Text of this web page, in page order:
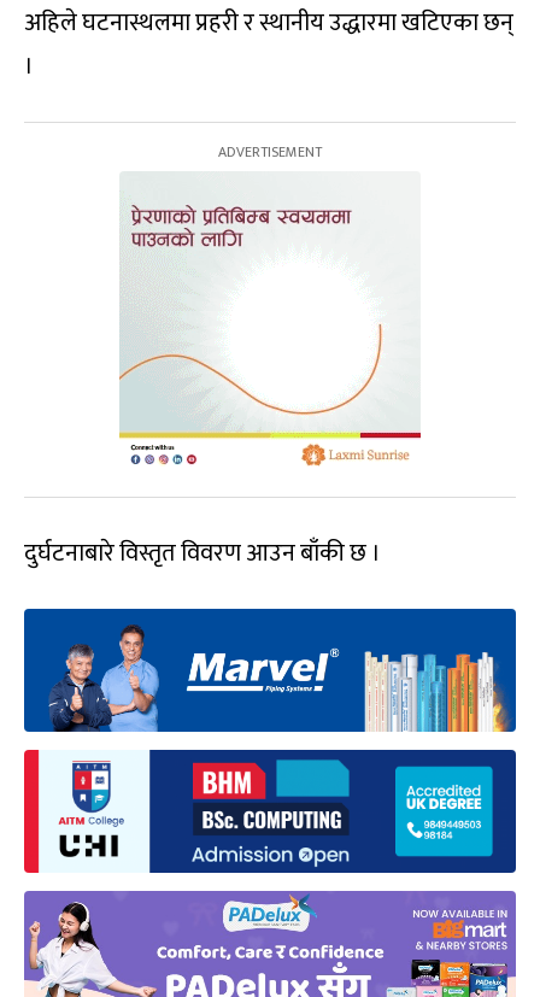
अहिले घटनास्थलमा प्रहरी र स्थानीय उद्धारमा खटिएका छन्
।
दुर्घटनाबारे विस्तृत विवरण आउन बाँकी छ ।